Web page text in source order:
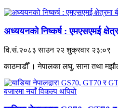
अध्ययनको निष्कर्ष : एमएसएमई
वि.सं.२०८३ साउन २२ शुक्रवार २३:०९
काठमाडौँ । नेपालका लघु, साना तथा